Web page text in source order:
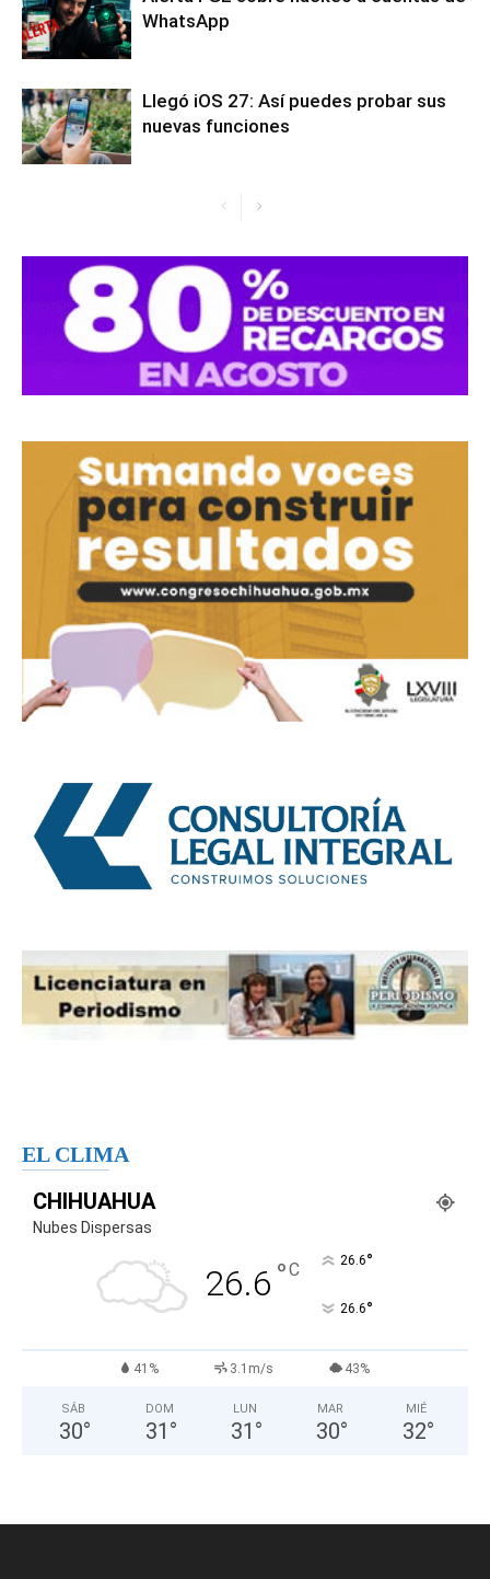
WhatsApp
Llegó iOS 27: Así puedes probar sus
nuevas funciones
EL CLIMA
CHIHUAHUA
Nubes Dispersas
26.6 °C 26.6°
26.6°
41% 3.1m/s 43%
SÁB
30°
DOM
31 °
LUN
31 °
MAR
30°
MIÉ
32°